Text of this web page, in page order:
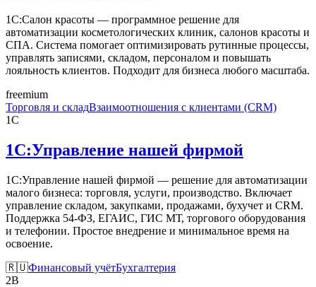
1С:Салон красоты — программное решение для
автоматизации косметологических клиник, салонов красоты и
СПА. Система помогает оптимизировать рутинные процессы,
управлять записями, складом, персоналом и повышать
лояльность клиентов. Подходит для бизнеса любого масштаба.
freemium
Торговля и складВзаимоотношения с клиентами (CRM)
1С
1С:Управление нашей фирмой
1С:Управление нашей фирмой — решение для автоматизации
малого бизнеса: торговля, услуги, производство. Включает
управление складом, закупками, продажами, бухучет и CRM.
Поддержка 54-ФЗ, ЕГАИС, ГИС МТ, торгового оборудования
и телефонии. Простое внедрение и минимальное время на
освоение.
🇷🇺Финансовый учётБухгалтерия
2В